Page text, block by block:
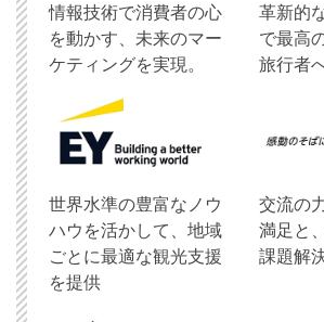
情報技術で消費者の心
を動かす、未来のマー
ケティングを実現。
革新的
で最高
旅行者
世界水準の豊富なノウ
ハウを活かして、地域
ごとに最適な観光支援
を提供
交流の
満足と
課題解